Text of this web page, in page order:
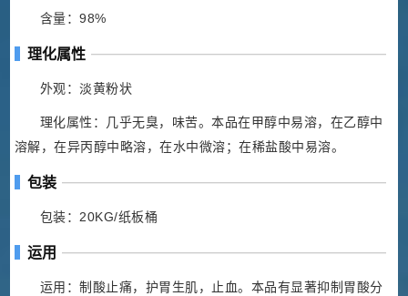
含量：98%
理化属性
外观：淡黄粉状
理化属性：几乎无臭，味苦。本品在甲醇中易溶，在乙醇中
溶解，在异丙醇中略溶，在水中微溶；在稀盐酸中易溶。
包装
包装：20KG/纸板桶
运用
运用：制酸止痛，护胃生肌，止血。本品有显著抑制胃酸分